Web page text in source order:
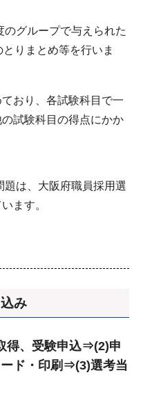
グループで与えられた
りまとめ等を行いま
おり、各試験科目で一
試験科目の得点にかか
は、大阪府職員採用選
ます。
み
得、受験申込⇒(2)申
ド・印刷⇒(3)選考当